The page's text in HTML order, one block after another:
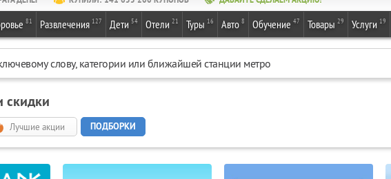
81 Развлечения 127 Дети 54 Отели 21 Туры 16 Авто 8 Обучение 47 Товары 29 Услуги 19
скидки
Лучшие акции ПОДБОРКИ